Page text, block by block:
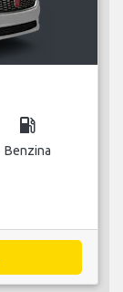
local_gas_station
Benzina